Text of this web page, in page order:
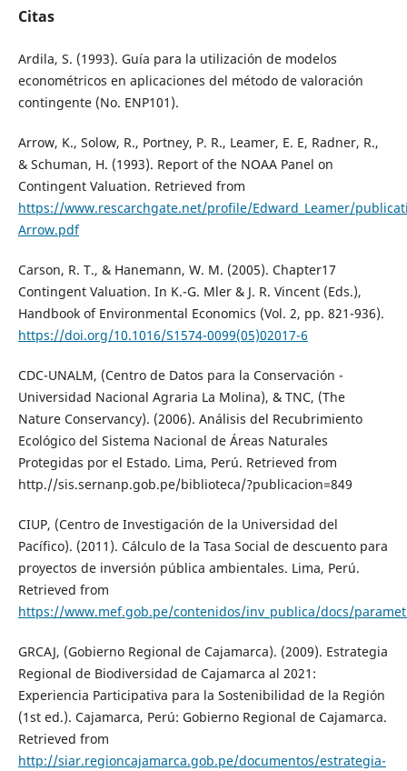
Citas
Ardila, S. (1993). Guía para la utilización de modelos
econométricos en aplicaciones del método de valoración
contingente (No. ENP101).
Arrow, K., Solow, R., Portney, P. R., Leamer, E. E, Radner, R.,
& Schuman, H. (1993). Report of the NOAA Panel on
Contingent Valuation. Retrieved from
https://www.rescarchgate.net/profile/Edward_Leamer/
Arrow.pdf
Carson, R. T., & Hanemann, W. M. (2005). Chapter17
Contingent Valuation. In K.-G. Mler & J. R. Vincent (Eds.),
Handbook of Environmental Economics (Vol. 2, pp. 821-936).
https://doi.org/10.1016/S1574-0099(05)02017-6
CDC-UNALM, (Centro de Datos para la Conservación -
Universidad Nacional Agraria La Molina), & TNC, (The
Nature Conservancy). (2006). Análisis del Recubrimiento
Ecológico del Sistema Nacional de Áreas Naturales
Protegidas por el Estado. Lima, Perú. Retrieved from
http.//sis.sernanp.gob.pe/biblioteca/?publicacion=849
CIUP, (Centro de Investigación de la Universidad del
Pacífico). (2011). Cálculo de la Tasa Social de descuento para
proyectos de inversión pública ambientales. Lima, Perú.
Retrieved from
https://www.mef.gob.pe/contenidos/inv_publica/docs/
GRCAJ, (Gobierno Regional de Cajamarca). (2009). Estrategia
Regional de Biodiversidad de Cajamarca al 2021:
Experiencia Participativa para la Sostenibilidad de la Región
(1st ed.). Cajamarca, Perú: Gobierno Regional de Cajamarca.
Retrieved from
http://siar.regioncajamarca.gob.pe/documentos/estrategia-